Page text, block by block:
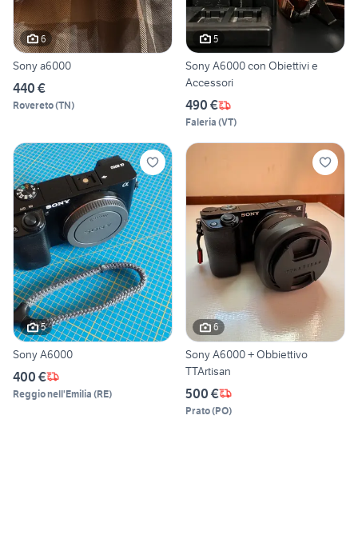
6
Sony a6000
440 €
Rovereto(TN)
5
Sony A6000 con Obiettivi e
Accessori
490 €
Faleria (VT)
5
Sony A6000
400 €
Reggio nell'Emilia (RE)
6
Sony A6000 + Obbiettivo
TTArtisan
500 €
Prato(PO)